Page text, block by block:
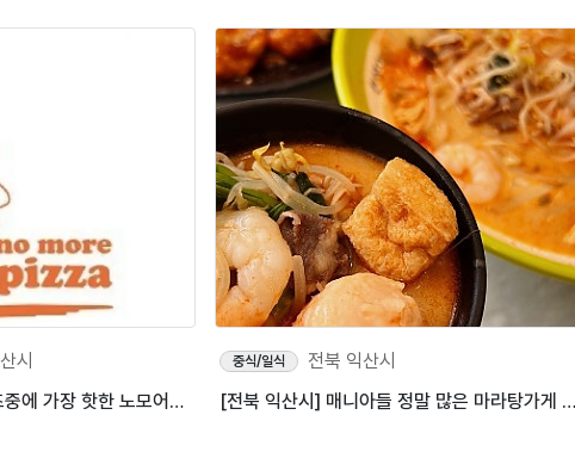
시
※익산※ 피자 프랜차이즈중에 가장 핫한 노모어피자 매장 나왔습니다!
중식/일식
전북 익산시
[전북 익산시] 매니아들 정말 많은 마라탕가게 양도양수합니다